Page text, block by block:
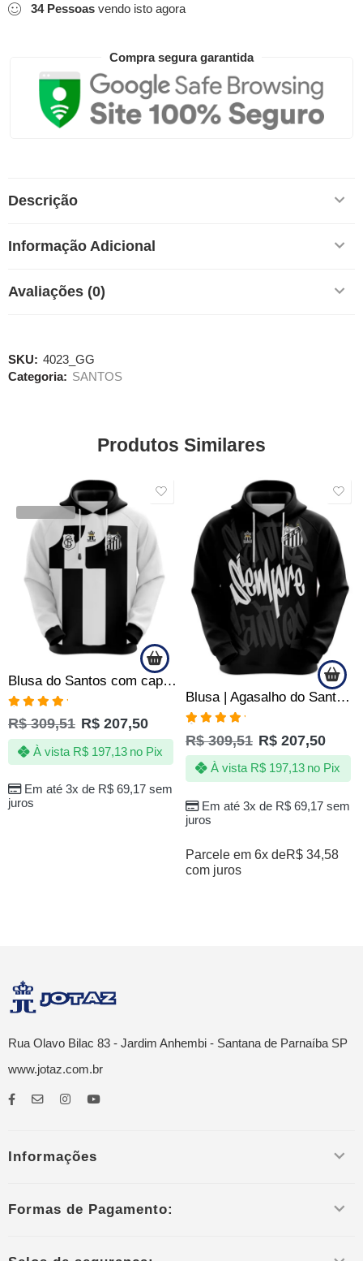
34 Pessoas vendo isto agora
Compra segura garantida
Descrição
Informação Adicional
Avaliações (0)
SKU: 4023_GG
Categoria: SANTOS
Produtos Similares
VENDIDOS
Blusa do Santos com capuz – 111 anos – Produto Oficial – Masculino
Avaliação
5.00de 5
R$309,51 R$ 207,50
Em até 3x de R$69,17sem
juros
À vista R$197,13 no Pix
Blusa | Agasalho do Santos Sempre Santos com Capuz e Canguru Preta – Oficial
Avaliação
5.00de 5
R$309,51 R$ 207,50
Em até 3x de R$69,17sem
juros
À vista R$197,13 no Pix
Parcele em 6x deR$ 34,58
com juros
Rua Olavo Bilac 83 - Jardim Anhembi - Santana de Parnaíba SP
www.jotaz.com.br
Informações
Formas de Pagamento: